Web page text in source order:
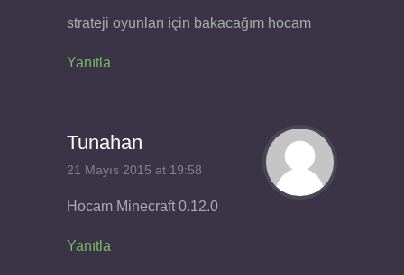
strateji oyunları için bakacağım hocam
Yanıtla
Tunahan
21 Mayıs 2015 at 19:58
Hocam Minecraft 0.12.0
Yanıtla